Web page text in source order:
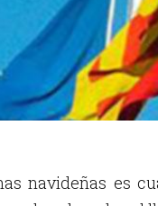
navideñas es